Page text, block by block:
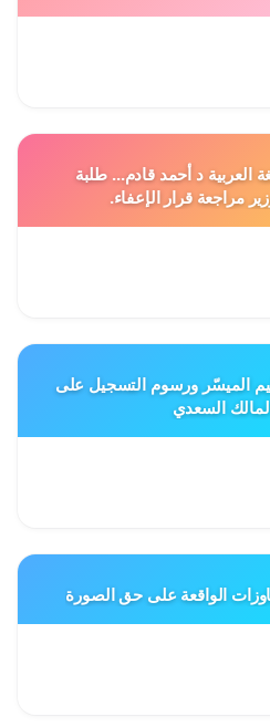
العربية د أحمد قادم... طلبة
مراجعة قرار الإعفاء.
الميسّر ورسوم التسجيل على
السعدي
الواقعة على حق الصورة